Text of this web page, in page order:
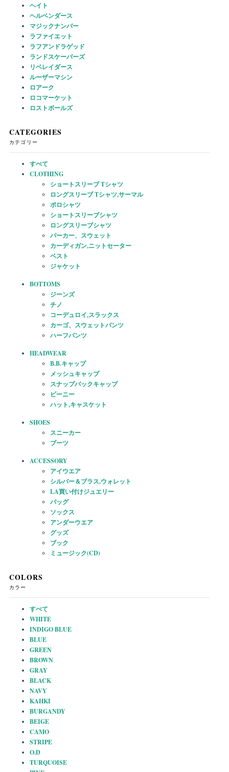
ヘイト
ヘルベンダース
マジックナンバー
ラファイエット
ラフアンドラゲッド
ランドスケーパーズ
リベレイダース
ルーザーマシン
ロアーク
ロコマーケット
ロストボールズ
CATEGORIES
カテゴリー
すべて
CLOTHING
ショートスリーブ Tシャツ
ロングスリーブ Tシャツ,サーマル
ポロシャツ
ショートスリーブシャツ
ロングスリーブシャツ
パーカー、スウェット
カーディガン,ニットセーター
ベスト
ジャケット
BOTTOMS
ジーンズ
チノ
コーデュロイ,スラックス
カーゴ、スウェットパンツ
ハーフパンツ
HEADWEAR
B.B.キャップ
メッシュキャップ
スナップバックキャップ
ビーニー
ハット,キャスケット
SHOES
スニーカー
ブーツ
ACCESSORY
アイウエア
シルバー＆ブラス,ウォレット
LA買い付けジュエリー
バッグ
ソックス
アンダーウエア
グッズ
ブック
ミュージック(CD)
COLORS
カラー
すべて
WHITE
INDIGO BLUE
BLUE
GREEN
BROWN
GRAY
BLACK
NAVY
KAHKI
BURGANDY
BEIGE
CAMO
STRIPE
O.D
TURQUOISE